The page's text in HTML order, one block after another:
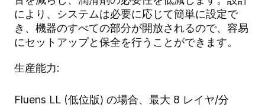
により、システムは必要に応じて簡単に設定で
き、機器のすべての部分が開放されるので、容易
にセットアップと保全を行うことができます。
生産能力:
Fluens LL (低位版) の場合、最大 8 レイヤ/分